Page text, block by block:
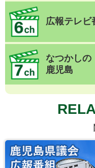
広報テレビ
なつかしの
鹿児島